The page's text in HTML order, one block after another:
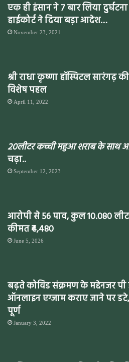
एक ही इंसान ने 7 बार लिया
हाईकोर्ट ने दिया बड़ा आदेश…
November 23, 2021
श्री राधा कृष्णा हॉस्पिटल सारंगढ़
विशेष पहल
April 11, 2022
20लीटर कच्ची महुआ शराब के साथ
चढ़ा..
September 12, 2023
आरोपी से 56 पाव, कुल 10.080
कीमत ₹4,480
June 5, 2026
बढ़ते कोविड संक्रमण के मद्देनजर पी
ऑनलाइन एग्जाम कराए जाने पर
पूर्ण
January 3, 2022